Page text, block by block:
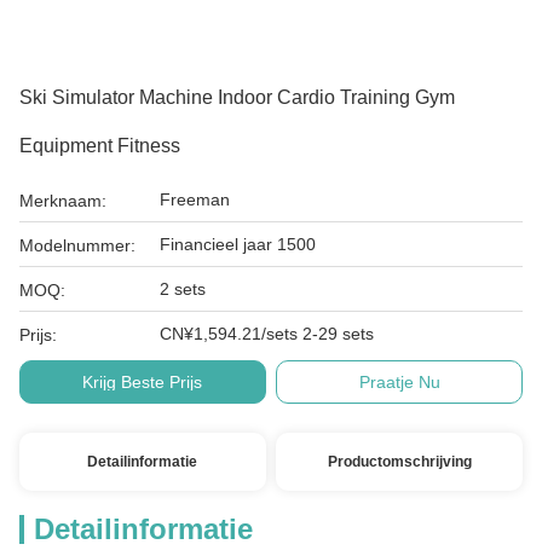
Ski Simulator Machine Indoor Cardio Training Gym
Equipment Fitness
Merknaam: Freeman
Modelnummer: Financieel jaar 1500
MOQ: 2 sets
Prijs: CN¥1,594.21/sets 2-29 sets
Krijg Beste Prijs Praatje Nu
Detailinformatie Productomschrijving
Detailinformatie